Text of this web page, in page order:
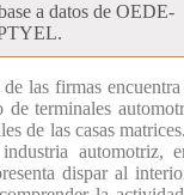
a datos de OEDE-
las firmas
de terminales
de las casas
automotriz,
dispar al